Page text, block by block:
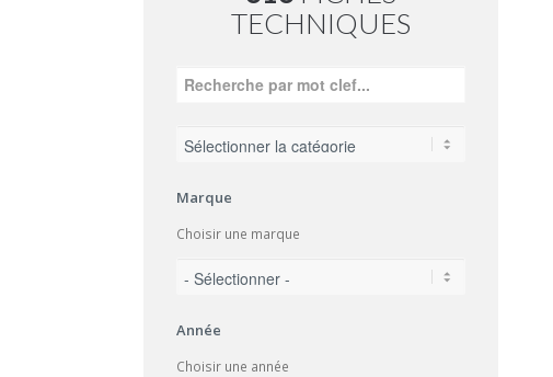
TECHNIQUES
Marque
Choisir une marque
Année
Choisir une année